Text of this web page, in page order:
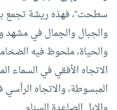
سطحت”، فهذه ريشة تجمع
والجبال والجمال في مشهد
والحياة، ملحوظ فيه
الاتجاه الأفقي في السماء
المبسوطة، والاتجاه